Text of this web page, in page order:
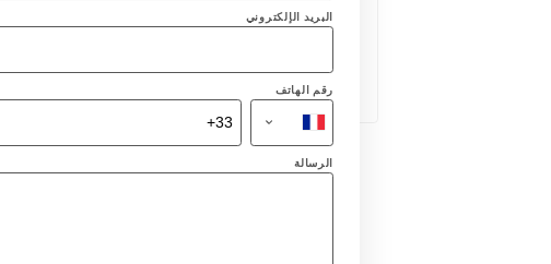
البريد الإلكتروني
رقم الهاتف
الرسالة